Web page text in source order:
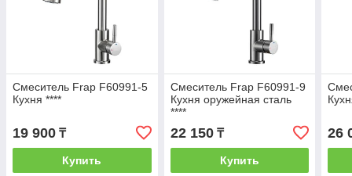
Смеситель Frap F60991-5
Кухня ****
19 900 ₸
Купить
Смеситель Frap F60991-9
Кухня оружейная сталь
****
22 150₸
Купить
26